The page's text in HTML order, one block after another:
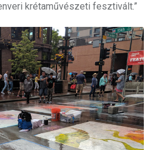
krétaművészeti fesztivált.”